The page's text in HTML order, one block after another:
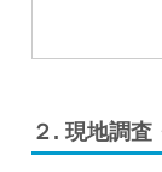
２. 現地調査